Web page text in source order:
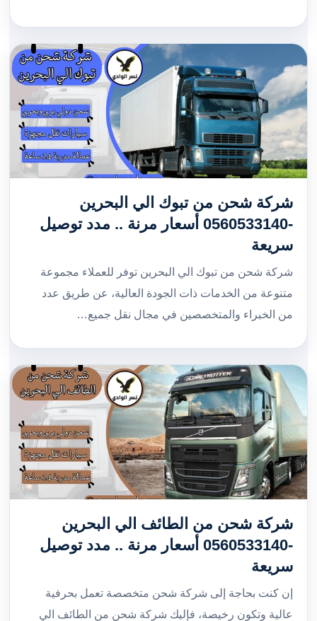
شركة شحن من تبوك الي البحرين
-0560533140 أسعار مرنة .. مدد توصيل
سريعة
شركة شحن من تبوك الي البحرين توفر للعملاء مجموعة
متنوعة من الخدمات ذات الجودة العالية، عن طريق عدد
من الخبراء والمتخصصين في مجال نقل جميع…
شركة شحن من الطائف الي البحرين
-0560533140 أسعار مرنة .. مدد توصيل
سريعة
إن كنت بحاجة إلى شركة شحن متخصصة تعمل بحرفية
عالية وتكون رخيصة، فإليك شركة شحن من الطائف الي